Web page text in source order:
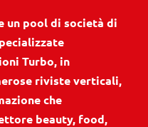
un pool di società di
Turbo, in
riviste verticali,
che
beauty, food,